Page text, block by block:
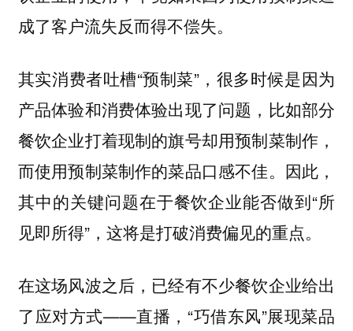
成了客户流失反而得不偿失。
其实消费者吐槽“预制菜”，很多时候是因为
产品体验和消费体验出现了问题，比如部分
餐饮企业打着现制的旗号却用预制菜制作，
而使用预制菜制作的菜品口感不佳。因此，
其中的关键问题在于餐饮企业能否做到“所
见即所得”，这将是打破消费偏见的重点。
在这场风波之后，已经有不少餐饮企业给出
了应对方式——直播，“巧借东风”展现菜品